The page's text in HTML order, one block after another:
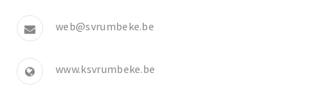
web@svrumbeke.be
www.ksvrumbeke.be